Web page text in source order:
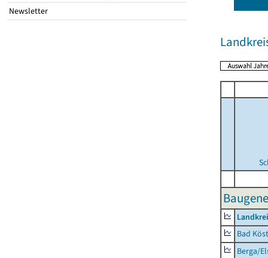
Newsletter
Bad
Berga/